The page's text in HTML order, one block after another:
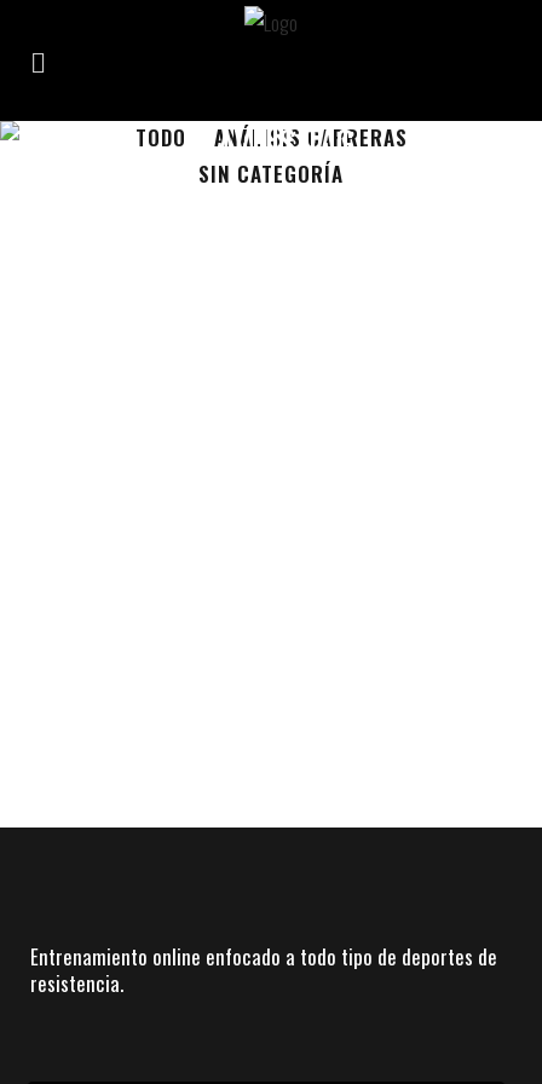
FLAVIUS TAG
TODO
ANÁLISIS CARRERAS
SIN CATEGORÍA
Entrenamiento online enfocado a todo tipo de deportes de
resistencia.